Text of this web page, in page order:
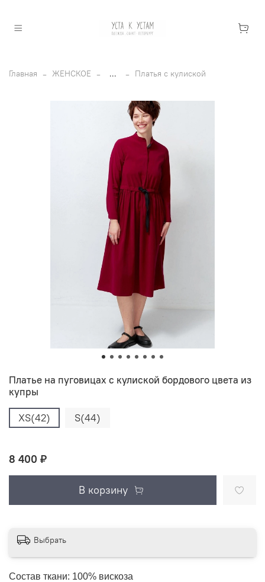
Главная ЖЕНСКОЕ ... Платья с кулиской
Платье на пуговицах с кулиской бордового цвета из
купры
XS(42)
S(44)
8 400 ₽
В корзину
Выбрать
Состав ткани: 100% вискоза